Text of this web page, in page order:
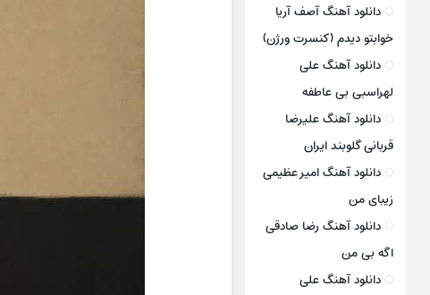
دانلود آهنگ آصف آریا
خوابتو دیدم (کنسرت ورژن)
دانلود آهنگ علی
لهراسبی بی عاطفه
دانلود آهنگ علیرضا
قربانی گلوبند ایران
دانلود آهنگ امیر عظیمی
زیبای من
دانلود آهنگ رضا صادقی
اگه بی من
دانلود آهنگ علی